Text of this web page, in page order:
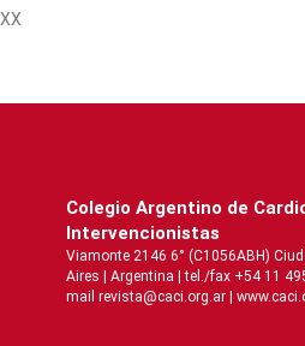
XX
Colegio Argentino de
Intervencionistas
Viamonte 2146 6° (C1056ABH)
Aires | Argentina | tel./fax +54 11
mail revista@caci.org.ar |